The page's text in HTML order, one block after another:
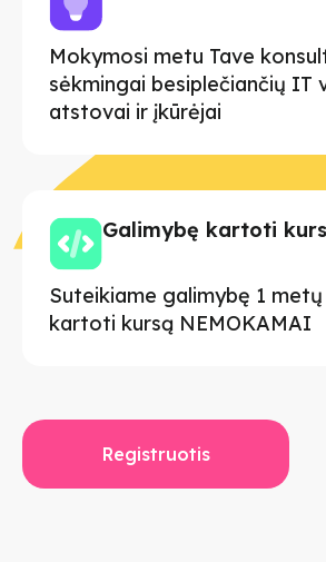
Mokymosi metu Tave
sėkmingai besiplečiančių IT
atstovai ir įkūrėjai
Galimybę kartoti
Suteikiame galimybę 1
kartoti kursą NEMOKAMAI
Registruotis